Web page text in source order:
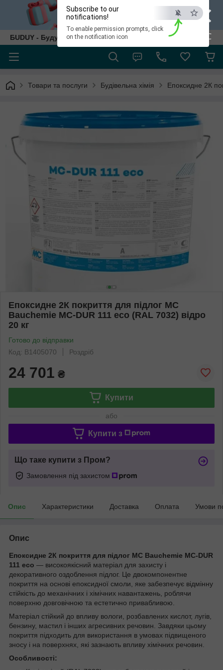
×
ESC
Subscribe to our
notifications!
To enable permission prompts, click
on the notification icon
БUDUY - Будуй як собі!
Товари та послуги Будівельна хімія Епоксидне 2К
Епоксидне 2К покриття для підлог MC
Bauchemie MC-DUR 111 eco (RAL 7032) відро
20 кг
Готово до відправки
Код: B1405070
Роздріб
24 701 ₴
Купити
або
Купити з
Що таке купити з Пром?
Замовлення під захистом
Опис Характеристики Доставка Оплата Умови
Опис
Епоксидне 2К покриття для підлог MC Bauchemie MC-DUR
111 eco — високоякісний матеріал для захисту і
декоративного оздоблення підлог. Це двокомпонентне
покриття на основі епоксидної смоли, яке забезпечує відмінну
стійкість до механічних і хімічних навантажень, роблячи
поверхню довговічною та естетично привабливою.
Матеріал стійкий до впливу вологи, розбавлених кислот, лугів,
бензину, мастил і інших агресивних речовин. Завдяки цьому
покриття підходить для використання в умовах підвищеного
зносу і на поверхнях, які зазнають впливу хімічних речовин.
Особливості: